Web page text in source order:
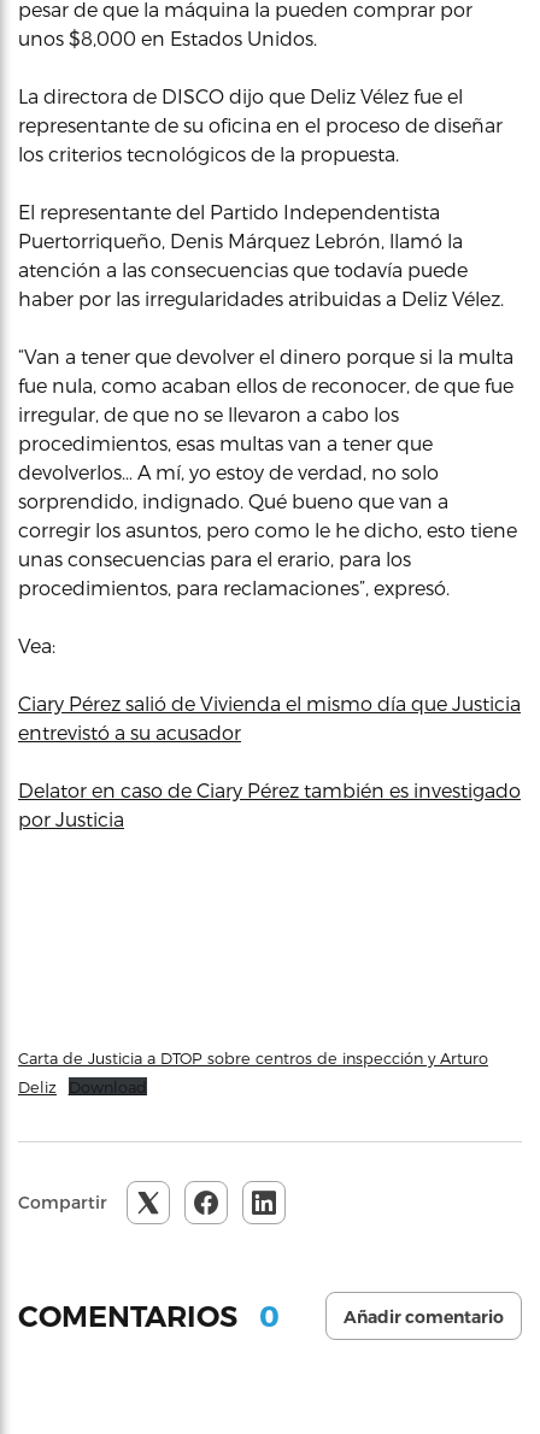
pesar de que la máquina la pueden comprar por
unos $8,000 en Estados Unidos.
La directora de DISCO dijo que Deliz Vélez fue el
representante de su oficina en el proceso de diseñar
los criterios tecnológicos de la propuesta.
El representante del Partido Independentista
Puertorriqueño, Denis Márquez Lebrón, llamó la
atención a las consecuencias que todavía puede
haber por las irregularidades atribuidas a Deliz Vélez.
“Van a tener que devolver el dinero porque si la multa
fue nula, como acaban ellos de reconocer, de que fue
irregular, de que no se llevaron a cabo los
procedimientos, esas multas van a tener que
devolverlos… A mí, yo estoy de verdad, no solo
sorprendido, indignado. Qué bueno que van a
corregir los asuntos, pero como le he dicho, esto tiene
unas consecuencias para el erario, para los
procedimientos, para reclamaciones”, expresó.
Vea:
Ciary Pérez salió de Vivienda el mismo día que Justicia
entrevistó a su acusador
Delator en caso de Ciary Pérez también es investigado
por Justicia
Carta de Justicia a DTOP sobre centros de inspección y Arturo
Deliz
Download
Compartir
COMENTARIOS 0 Añadir comentario